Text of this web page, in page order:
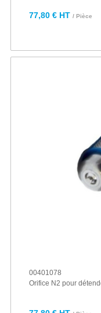
77,80 € HT / Pièce
00401078
Orifice N2 pour